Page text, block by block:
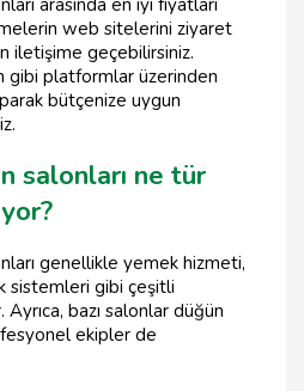
web sitelerini ziyaret
iletişime geçebilirsiniz.
gibi platformlar üzerinden
bütçenize uygun
salonları ne tür
genellikle yemek hizmeti,
sistemleri gibi çeşitli
bazı salonlar düğün
ekipler de